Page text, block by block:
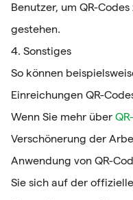
Benutzer, um QR-
gestehen.
4. Sonstiges
So können
Einreichungen QR-
Wenn Sie mehr über
Verschönerung der
Anwendung von QR-
Sie sich auf der